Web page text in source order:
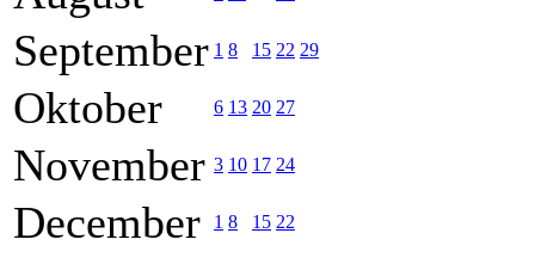
September 1 8 15 22 29
Oktober 6 13 20 27
November 3 10 17 24
December 1 8 15 22